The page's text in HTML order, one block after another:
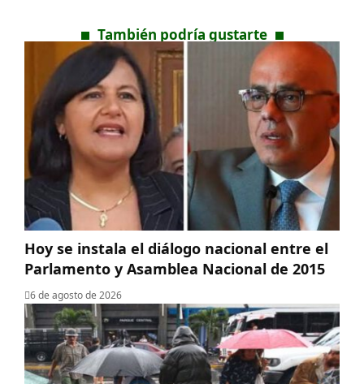
También podría gustarte
Hoy se instala el diálogo nacional entre el
Parlamento y Asamblea Nacional de 2015
6 de agosto de 2026